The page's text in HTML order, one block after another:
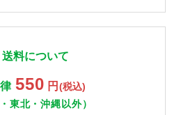
送料について
550 円 (税込)
東北・沖縄以外）